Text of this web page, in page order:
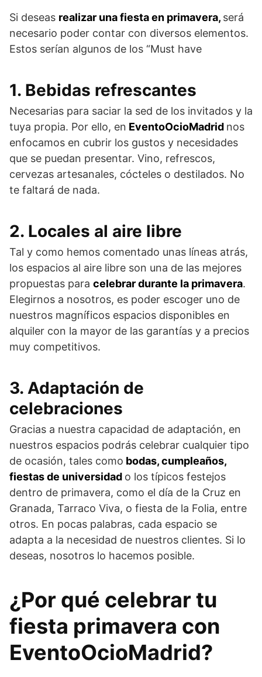
Si deseas realizar una fiesta en primavera, será
necesario poder contar con diversos elementos.
Estos serían algunos de los “Must have
1. Bebidas refrescantes
Necesarias para saciar la sed de los invitados y la
tuya propia. Por ello, en EventoOcioMadrid nos
enfocamos en cubrir los gustos y necesidades
que se puedan presentar. Vino, refrescos,
cervezas artesanales, cócteles o destilados. No
te faltará de nada.
2. Locales al aire libre
Tal y como hemos comentado unas líneas atrás,
los espacios al aire libre son una de las mejores
propuestas para celebrar durante la primavera.
Elegirnos a nosotros, es poder escoger uno de
nuestros magníficos espacios disponibles en
alquiler con la mayor de las garantías y a precios
muy competitivos.
3. Adaptación de
celebraciones
Gracias a nuestra capacidad de adaptación, en
nuestros espacios podrás celebrar cualquier tipo
de ocasión, tales como bodas, cumpleaños,
fiestas de universidad o los típicos festejos
dentro de primavera, como el día de la Cruz en
Granada, Tarraco Viva, o fiesta de la Folia, entre
otros. En pocas palabras, cada espacio se
adapta a la necesidad de nuestros clientes. Si lo
deseas, nosotros lo hacemos posible.
¿Por qué celebrar tu
fiesta primavera con
EventoOcioMadrid?